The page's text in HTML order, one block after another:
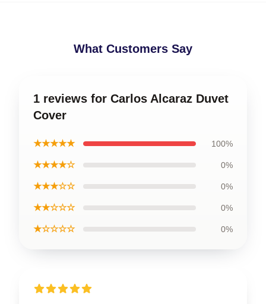
What Customers Say
1 reviews for Carlos Alcaraz Duvet
Cover
★★★★★ 100%
★★★★☆ 0%
★★★☆☆ 0%
★★☆☆☆ 0%
★☆☆☆☆ 0%